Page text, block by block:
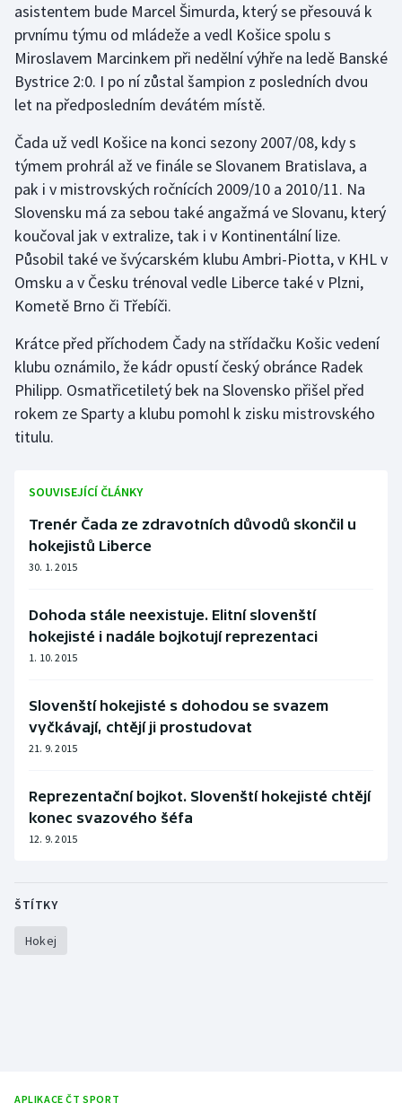
Házená
Judo
Krasobruslení
Lezení
Lyže a snowboard
Moderní pětiboj
Olympijské hry
Parasport
Plážový volejbal
Ragby
Rychlostní kanoistika
Sportovní střelba
Triatlon
Veslování
Volejbal
asistentem bude Marcel Šimurda, který se přesouvá k
prvnímu týmu od mládeže a vedl Košice spolu s
Miroslavem Marcinkem při nedělní výhře na ledě Banské
Bystrice 2:0. I po ní zůstal šampion z posledních dvou
let na předposledním devátém místě.
Čada už vedl Košice na konci sezony 2007/08, kdy s
týmem prohrál až ve finále se Slovanem Bratislava, a
pak i v mistrovských ročnících 2009/10 a 2010/11. Na
Slovensku má za sebou také angažmá ve Slovanu, který
koučoval jak v extralize, tak i v Kontinentální lize.
Působil také ve švýcarském klubu Ambri-Piotta, v KHL v
Omsku a v Česku trénoval vedle Liberce také v Plzni,
Kometě Brno či Třebíči.
Krátce před příchodem Čady na střídačku Košic vedení
klubu oznámilo, že kádr opustí český obránce Radek
Philipp. Osmatřicetiletý bek na Slovensko přišel před
rokem ze Sparty a klubu pomohl k zisku mistrovského
titulu.
SOUVISEJÍCÍ ČLÁNKY
Trenér Čada ze zdravotních důvodů skončil u
hokejistů Liberce
30. 1. 2015
Dohoda stále neexistuje. Elitní slovenští
hokejisté i nadále bojkotují reprezentaci
1. 10. 2015
Slovenští hokejisté s dohodou se svazem
vyčkávají, chtějí ji prostudovat
21. 9. 2015
Reprezentační bojkot. Slovenští hokejisté chtějí
konec svazového šéfa
12. 9. 2015
ŠTÍTKY
Hokej
APLIKACE ČT SPORT